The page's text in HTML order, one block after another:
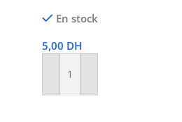
En stock
5,00 DH
Ajouter Au Panier